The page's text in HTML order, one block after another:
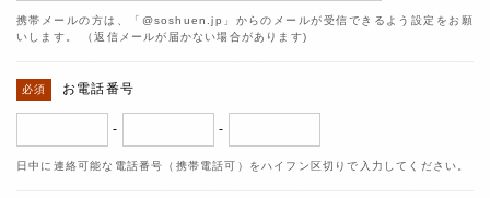
携帯メールの方は、「@soshuen.jp」からのメールが受信できるよう設定をお願
いします。 （返信メールが届かない場合があります)
お電話番号
- -
日中に連絡可能な電話番号（携帯電話可）をハイフン区切りで入力してください。